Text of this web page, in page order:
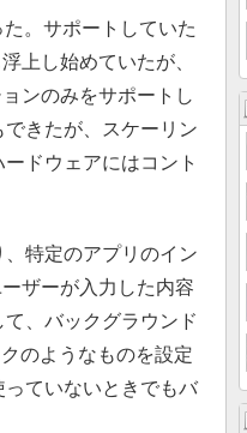
。サポートしていた
上し始めていたが、
ンのみをサポートし
きたが、スケーリン
ドウェアにはコント
特定のアプリのイン
ザーが入力した内容
、バックグラウンド
のようなものを設定
ていないときでもバ